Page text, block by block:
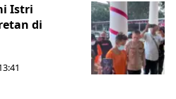
Istri
di